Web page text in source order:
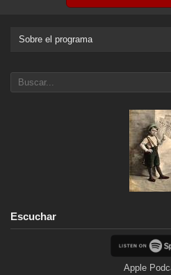
Sobre el programa
Escuchar
Apple